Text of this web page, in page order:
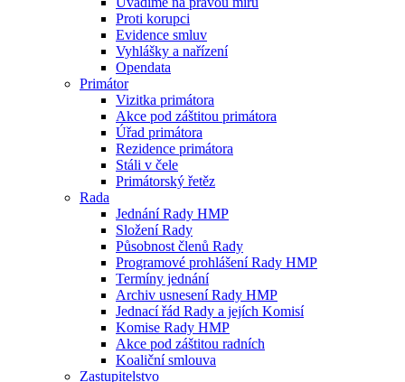
Proti korupci
Evidence smluv
Vyhlášky a nařízení
Opendata
Primátor
Vizitka primátora
Akce pod záštitou primátora
Úřad primátora
Rezidence primátora
Stáli v čele
Primátorský řetěz
Rada
Jednání Rady HMP
Složení Rady
Působnost členů Rady
Programové prohlášení Rady HMP
Termíny jednání
Archiv usnesení Rady HMP
Jednací řád Rady a jejích Komisí
Komise Rady HMP
Akce pod záštitou radních
Koaliční smlouva
Zastupitelstvo